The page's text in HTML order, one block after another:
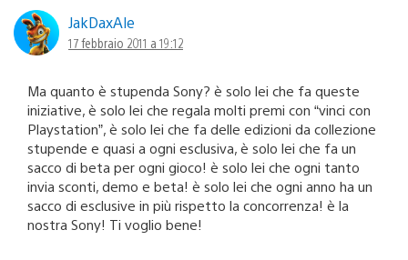
JakDaxAle
17 febbraio 2011 a 19:12
Ma quanto è stupenda Sony? è solo lei che fa queste
iniziative, è solo lei che regala molti premi con “vinci con
Playstation”, è solo lei che fa delle edizioni da collezione
stupende e quasi a ogni esclusiva, è solo lei che fa un
sacco di beta per ogni gioco! è solo lei che ogni tanto
invia sconti, demo e beta! è solo lei che ogni anno ha un
sacco di esclusive in più rispetto la concorrenza! è la
nostra Sony! Ti voglio bene!